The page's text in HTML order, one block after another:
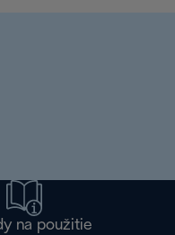
na použitie